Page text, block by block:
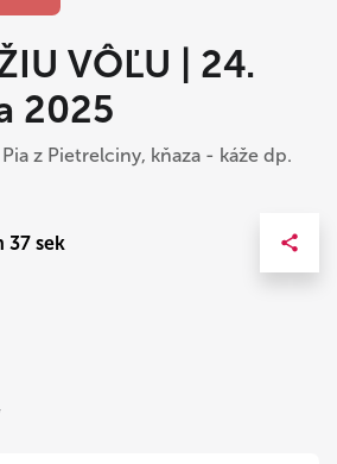
VÔĽU | 24.
2025
z Pietrelciny, kňaza - káže dp.
37 sek